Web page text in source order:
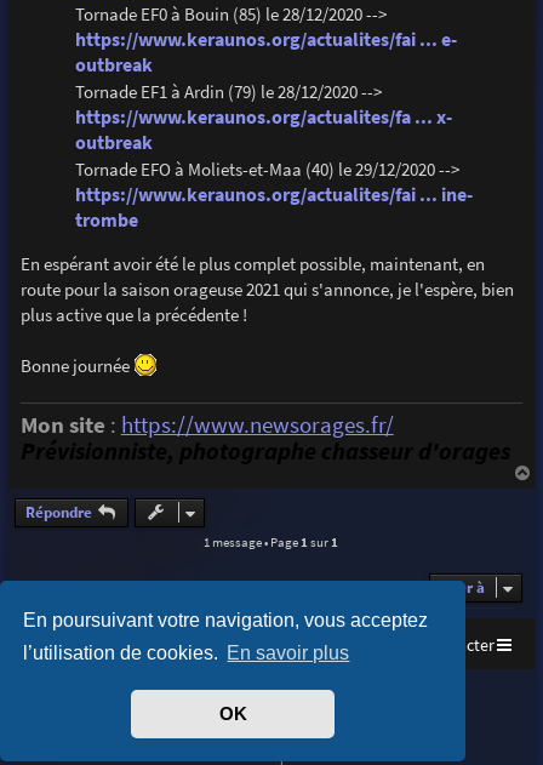
En poursuivant votre navigation, vous acceptez
l’utilisation de cookies. En savoir plus
OK
Tornade EF0 à Bouin (85) le 28/12/2020 -->
https://www.keraunos.org/actualites/fai ... e-
outbreak
Tornade EF1 à Ardin (79) le 28/12/2020 -->
https://www.keraunos.org/actualites/fa ... x-
outbreak
Tornade EFO à Moliets-et-Maa (40) le 29/12/2020 -->
https://www.keraunos.org/actualites/fai ... ine-
trombe
En espérant avoir été le plus complet possible, maintenant, en
route pour la saison orageuse 2021 qui s'annonce, je l'espère, bien
plus active que la précédente !
Bonne journée
Mon site : https://www.newsorages.fr/
Prévisionniste, photographe chasseur d'orages
a
Répondre
1 message • Page1sur1
Aller à
Accueil Index du forum Nous contacter
Purplexion style byIan Bradley
phpBB® Forum Software © phpBB Limited
Traduit parphpBB-fr.com